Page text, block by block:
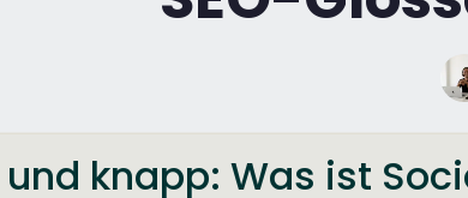
und knapp: Was ist